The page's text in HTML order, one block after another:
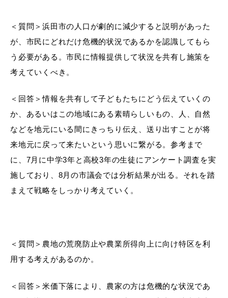
浜田市庁舎の
ご案内
各課への
お問い合わせ
＜質問＞浜田市の人口が劇的に減少すると説明があった
が、市民にどれだけ危機的状況であるかを認識してもら
う必要がある。市民に情報提供して状況を共有し施策を
考えていくべき。
＜回答＞情報を共有して子どもたちにどう伝えていくの
か、あるいはこの地域にある素晴らしいもの、人、自然
などを地元にいる間にきっちり伝え、送り出すことが将
来地元に戻って来たいという思いに繋がる。参考まで
に、7月に中学3年と高校3年の生徒にアンケート調査を実
施しており、8月の市議会では分析結果が出る。それを踏
まえて戦略をしっかり考えていく。
＜質問＞農地の荒廃防止や農業所得向上に向け特区を利
用する考えがあるのか。
＜回答＞米価下落により、農家の方は危機的な状況であ